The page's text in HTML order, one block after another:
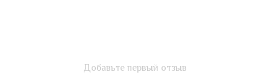
Добавьте первый отзыв